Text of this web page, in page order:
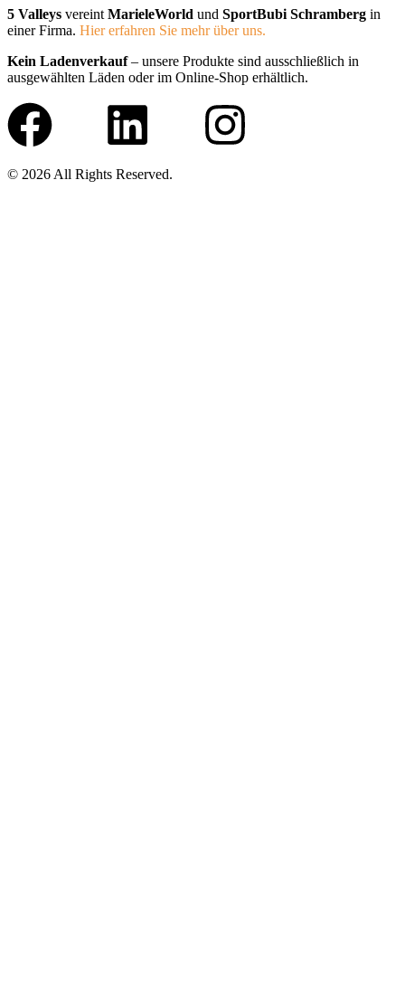
5 Valleys vereint MarieleWorld und SportBubi Schramberg in
einer Firma. Hier erfahren Sie mehr über uns.
Kein Ladenverkauf– unsere Produkte sind ausschließlich in
ausgewählten Läden oder im Online-Shop erhältlich.
© 2026 All Rights Reserved.